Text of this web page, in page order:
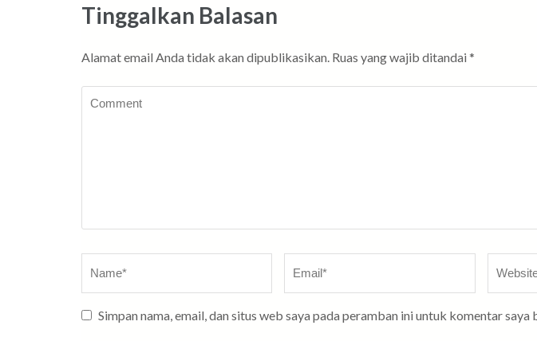
Tinggalkan Balasan
Alamat email Anda tidak akan dipublikasikan. Ruas yang wajib ditandai *
Simpan nama, email, dan situs web saya pada peramban ini untuk komentar saya